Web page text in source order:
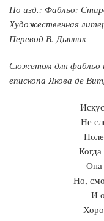
По изд.: Фабльо:
Художественная
Перевод В. Дынник
Сюжетом для фабльо
епископа Якова де
Не
Когда
Она
Но,
И